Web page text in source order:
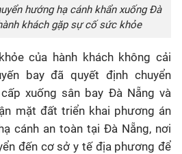
hướng hạ cánh khẩn xuống Đà
khách gặp sự cố sức khỏe
của hành khách không cải
bay đã quyết định chuyển
xuống sân bay Đà Nẵng và
mặt đất triển khai phương án
cánh an toàn tại Đà Nẵng, nơi
đến cơ sở y tế địa phương để